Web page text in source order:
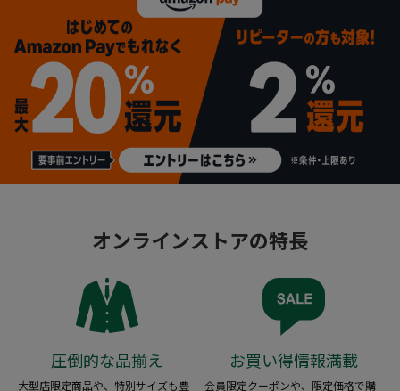
オンラインストアの特長
圧倒的な品揃え
大型店限定商品や、特別サイズも豊
お買い得情報満載
会員限定クーポンや、限定価格で購